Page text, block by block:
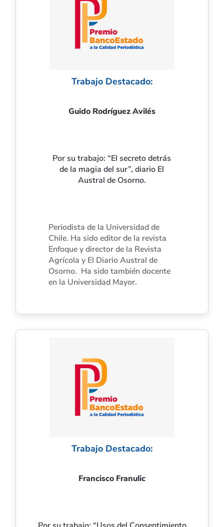
Trabajo Destacado:
Guido Rodríguez Avilés
Por su trabajo: “El secreto detrás
de la magia del sur”, diario El
Austral de Osorno.
Periodista de la Universidad de
Chile. Ha sido editor de la revista
Enfoque y director de la Revista
Agrícola y El Diario Austral de
Osorno. Ha sido también docente
en la Universidad Mayor.
Trabajo Destacado:
Francisco Franulic